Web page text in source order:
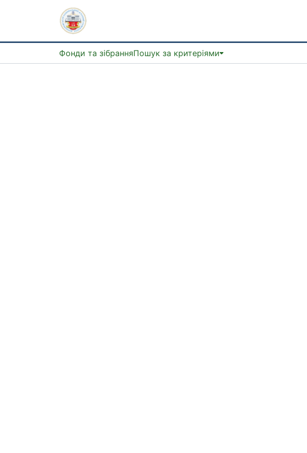
Фонди та зібранняПошук за критеріями